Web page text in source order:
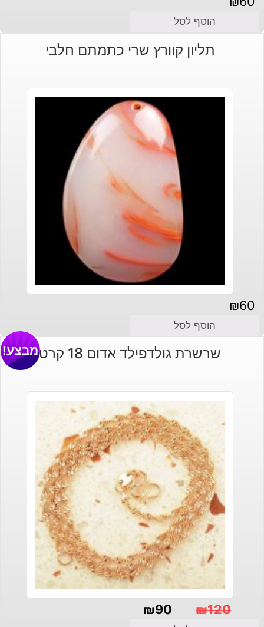
הוסף לסל
תליון קוורץ שרי כתמתם חלבי
₪60
הוסף לסל
שרשרת גולדפילד אדום 18 קרט מבצע!
₪120
₪90